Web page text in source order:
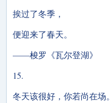
挨过了冬季，
便迎来了春天。
——梭罗《瓦尔登湖》
15.
冬天该很好，你若尚在场。